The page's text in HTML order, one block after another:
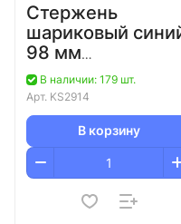
Стержень
шариковый
98 мм
металлический
корпус (тип
Parker) ISO
Silver/100
В наличии: 179 шт.
Арт. KS2914
В корзину